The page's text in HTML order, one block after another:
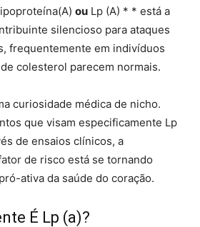
ou Lp (A) * * está a
silencioso para ataques
frequentemente em indivíduos
colesterol parecem normais.
curiosidade médica de nicho.
que visam especificamente Lp
de ensaios clínicos, a
de risco está se tornando
ativa da saúde do coração.
É Lp (a)?